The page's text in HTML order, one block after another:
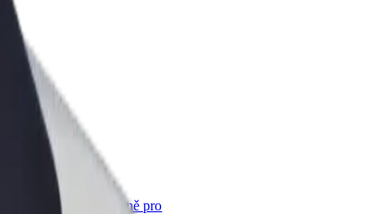
Business
a služby Boltu přesně pro